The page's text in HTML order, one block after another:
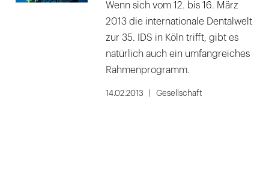
Wenn sich vom 12. bis 16. März
2013 die internationale Dentalwelt
zur 35. IDS in Köln trifft, gibt es
natürlich auch ein umfangreiches
Rahmenprogramm.
14.02.2013 Gesellschaft